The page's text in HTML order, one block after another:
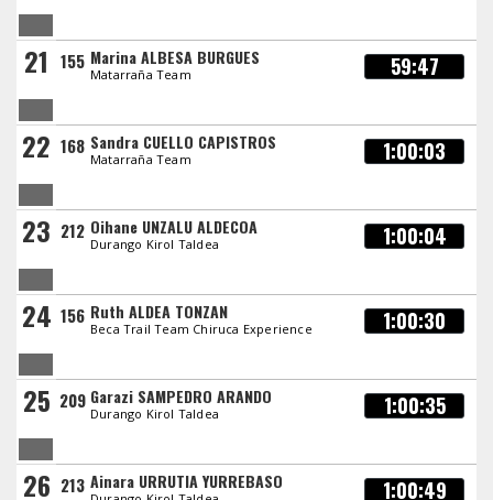
21 155 Marina ALBESA BURGUES
Matarraña Team 59:47
22 168 Sandra CUELLO CAPISTROS
Matarraña Team 1:00:03
23 212 Oihane UNZALU ALDECOA
Durango Kirol Taldea 1:00:04
24 156 Ruth ALDEA TONZAN
Beca Trail Team Chiruca Experience 1:00:30
25 209 Garazi SAMPEDRO ARANDO
Durango Kirol Taldea 1:00:35
26 213 Ainara URRUTIA YURREBASO 1:00:49